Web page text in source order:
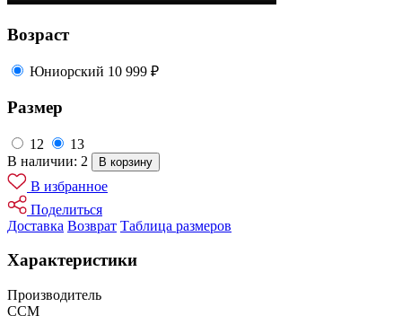
Возраст
Юниорский 10 999 ₽
Размер
12
13
В наличии: 2
В корзину
В избранное
Поделиться
Доставка Возврат Таблица размеров
Характеристики
Производитель
CCM